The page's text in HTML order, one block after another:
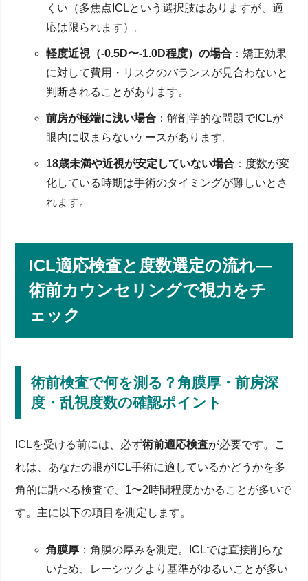
くい（多焦点ICLという選択肢はありますが、適
応は限られます）。
軽度近視（-0.5D〜-1.0D程度）の場合 ：矯正効果
に対して費用・リスクのバランスが見合わないと
判断されることがあります。
前房が極端に浅い場合 ：解剖学的な問題でICLが
眼内に収まらないケースがあります。
18歳未満や近視が安定していない場合 ：度数が変
化している時期は手術のタイミングが難しいとさ
れます。
ICL適応検査と度数選定の流れ―
術前カウンセリングで視力をチ
ェック
術前検査で何を測る？角膜厚・前房深
度・乱視度数の確認ポイント
ICLを受ける前には、必ず術前適応検査が必要です。こ
れは、あなたの眼がICL手術に適しているかどうかを多
角的に調べる検査で、1〜2時間程度かかることが多いで
す。主に以下の項目を測定します。
角膜厚 ：角膜の厚みを測定。ICLでは直接削らな
いため、レーシックより基準がゆるいことが多い